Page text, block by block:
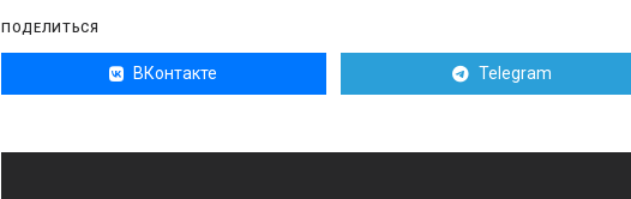
ПОДЕЛИТЬСЯ
ВКонтакте Telegram